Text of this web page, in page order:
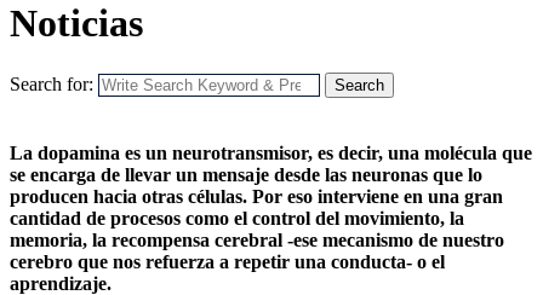
Noticias
Search for: Search
La dopamina es un neurotransmisor, es decir, una molécula que
se encarga de llevar un mensaje desde las neuronas que lo
producen hacia otras células. Por eso interviene en una gran
cantidad de procesos como el control del movimiento, la
memoria, la recompensa cerebral -ese mecanismo de nuestro
cerebro que nos refuerza a repetir una conducta- o el
aprendizaje.